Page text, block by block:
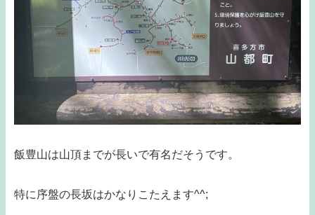
飯豊山は山頂までが長いで有名だそうです。
特に序盤の長坂はかなりこたえます^^;